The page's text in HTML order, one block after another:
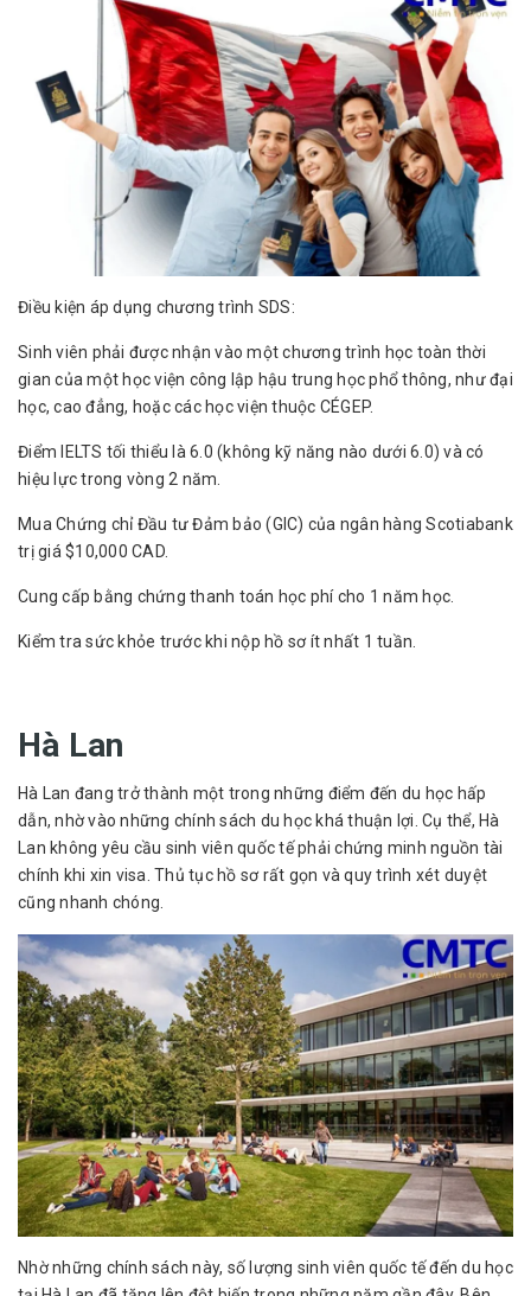
Điều kiện áp dụng chương trình SDS:
Sinh viên phải được nhận vào một chương trình học toàn thời
gian của một học viện công lập hậu trung học phổ thông, như đại
học, cao đẳng, hoặc các học viện thuộc CÉGEP.
Điểm IELTS tối thiểu là 6.0 (không kỹ năng nào dưới 6.0) và có
hiệu lực trong vòng 2 năm.
Mua Chứng chỉ Đầu tư Đảm bảo (GIC) của ngân hàng Scotiabank
trị giá $10,000 CAD.
Cung cấp bằng chứng thanh toán học phí cho 1 năm học.
Kiểm tra sức khỏe trước khi nộp hồ sơ ít nhất 1 tuần.
Hà Lan
Hà Lan đang trở thành một trong những điểm đến du học hấp
dẫn, nhờ vào những chính sách du học khá thuận lợi. Cụ thể, Hà
Lan không yêu cầu sinh viên quốc tế phải chứng minh nguồn tài
chính khi xin visa. Thủ tục hồ sơ rất gọn và quy trình xét duyệt
cũng nhanh chóng.
Nhờ những chính sách này, số lượng sinh viên quốc tế đến du học